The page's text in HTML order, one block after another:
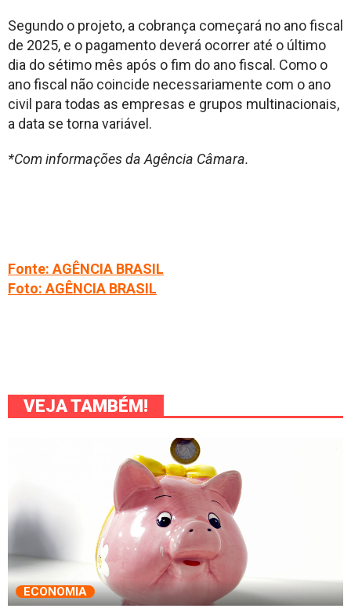
Segundo o projeto, a cobrança começará no ano fiscal
de 2025, e o pagamento deverá ocorrer até o último
dia do sétimo mês após o fim do ano fiscal. Como o
ano fiscal não coincide necessariamente com o ano
civil para todas as empresas e grupos multinacionais,
a data se torna variável.
*Com informações da Agência Câmara.
Fonte: AGÊNCIA BRASIL
Foto: AGÊNCIA BRASIL
VEJA TAMBÉM!
ECONOMIA